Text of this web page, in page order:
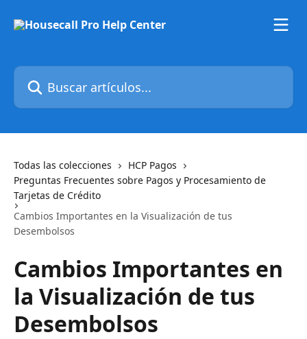
Buscar artículos...
Todas las colecciones
HCP Pagos
Preguntas Frecuentes sobre Pagos y Procesamiento de
Tarjetas de Crédito
Cambios Importantes en la Visualización de tus
Desembolsos
Cambios Importantes en
la Visualización de tus
Desembolsos